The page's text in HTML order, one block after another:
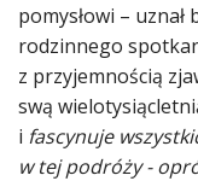
pomysłowi –
rodzinnego
z przyjemnością
swą
i fascynuje
w tej podróży -